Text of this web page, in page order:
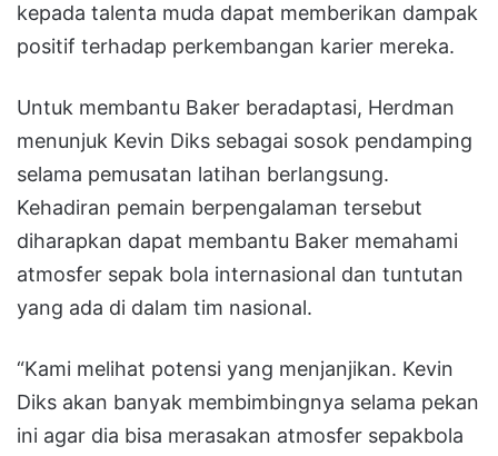
kepada talenta muda dapat memberikan dampak
positif terhadap perkembangan karier mereka.
Untuk membantu Baker beradaptasi, Herdman
menunjuk Kevin Diks sebagai sosok pendamping
selama pemusatan latihan berlangsung.
Kehadiran pemain berpengalaman tersebut
diharapkan dapat membantu Baker memahami
atmosfer sepak bola internasional dan tuntutan
yang ada di dalam tim nasional.
“Kami melihat potensi yang menjanjikan. Kevin
Diks akan banyak membimbingnya selama pekan
ini agar dia bisa merasakan atmosfer sepakbola